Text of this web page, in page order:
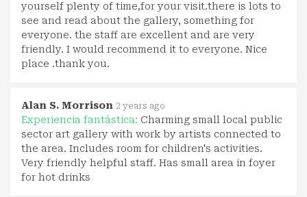
yourself plenty of time,for your visit.there is lots to
see and read about the gallery, something for
everyone. the staff are excellent and are very
friendly. I would recommend it to everyone. Nice
place .thank you.
Alan S. Morrison 2 years ago
Experiencia fantástica: Charming small local public
sector art gallery with work by artists connected to
the area. Includes room for children's activities.
Very friendly helpful staff. Has small area in foyer
for hot drinks